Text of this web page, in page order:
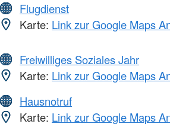
Flugdienst
Karte: Link zur Google Maps
Freiwilliges Soziales Jahr
Karte: Link zur Google Maps
Hausnotruf
Karte: Link zur Google Maps